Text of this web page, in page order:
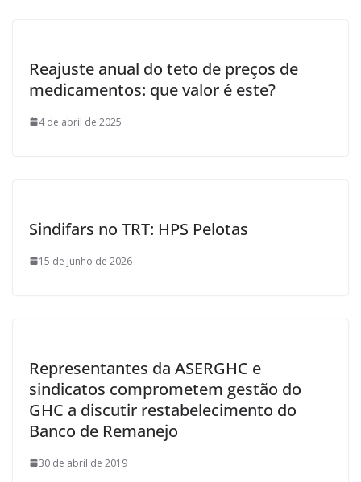
Reajuste anual do teto de preços de
medicamentos: que valor é este?
4 de abril de 2025
Sindifars no TRT: HPS Pelotas
15 de junho de 2026
Representantes da ASERGHC e
sindicatos comprometem gestão do
GHC a discutir restabelecimento do
Banco de Remanejo
30 de abril de 2019